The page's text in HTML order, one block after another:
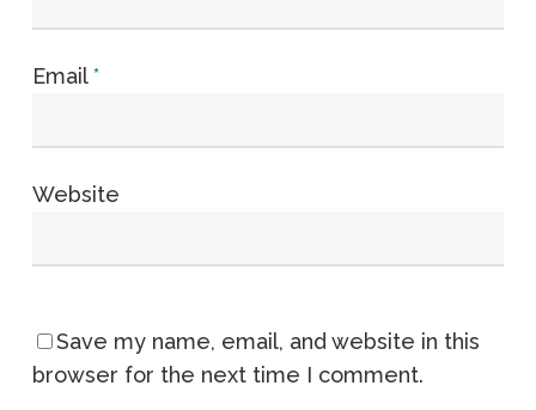
Email*
Website
Save my name, email, and website in this
browser for the next time I comment.